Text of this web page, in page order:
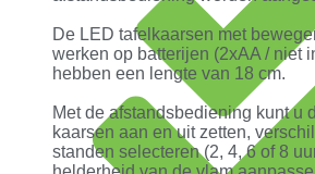
De LED tafelkaarsen met
werken op batterijen (2xAA / niet
hebben een lengte van 18 cm.
Met de afstandsbediening kunt u
kaarsen aan en uit zetten,
standen selecteren (2, 4, 6 of 8